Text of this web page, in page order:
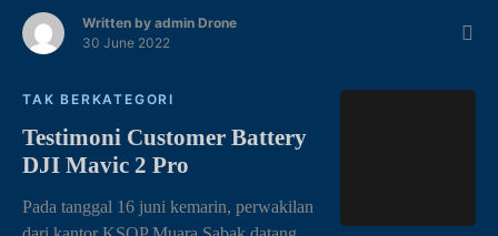
dari PT. Endah Bangun Negara
Consultant telah percaya membeli produk
kami bisa selalu memberikan yang terbaik
semoga barang yang di beli bisa terus
bermanfaat dengan baik dan awet untuk
dipakai. . . Sukses terus Arvindo Drone
[…]
Written by admin Drone
30 June 2022
TAK BERKATEGORI
Testimoni Customer Battery
DJI Mavic 2 Pro
Pada tanggal 16 juni kemarin, perwakilan